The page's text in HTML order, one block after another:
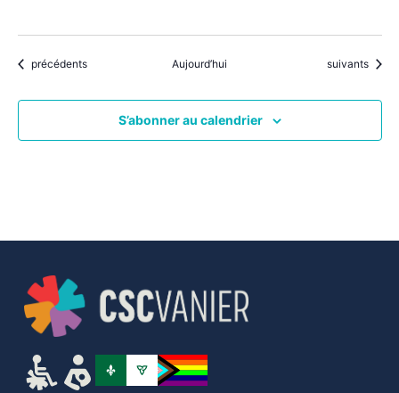
Évènements
précédents Aujourd’hui Évènements
suivants
S’abonner au calendrier